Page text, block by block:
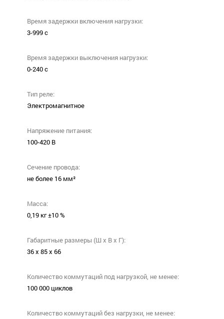
Время задержки включения нагрузки:
3-999 с
Время задержки выключения нагрузки:
0-240 с
Тип реле:
Электромагнитное
Напряжение питания:
100-420 В
Сечение провода:
не более 16 мм²
Масса:
0,19 кг ±10 %
Габаритные размеры (Ш х В х Г):
36 х 85 х 66
Количество коммутаций под нагрузкой, не менее:
100 000 циклов
Количество коммутаций без нагрузки, не менее: